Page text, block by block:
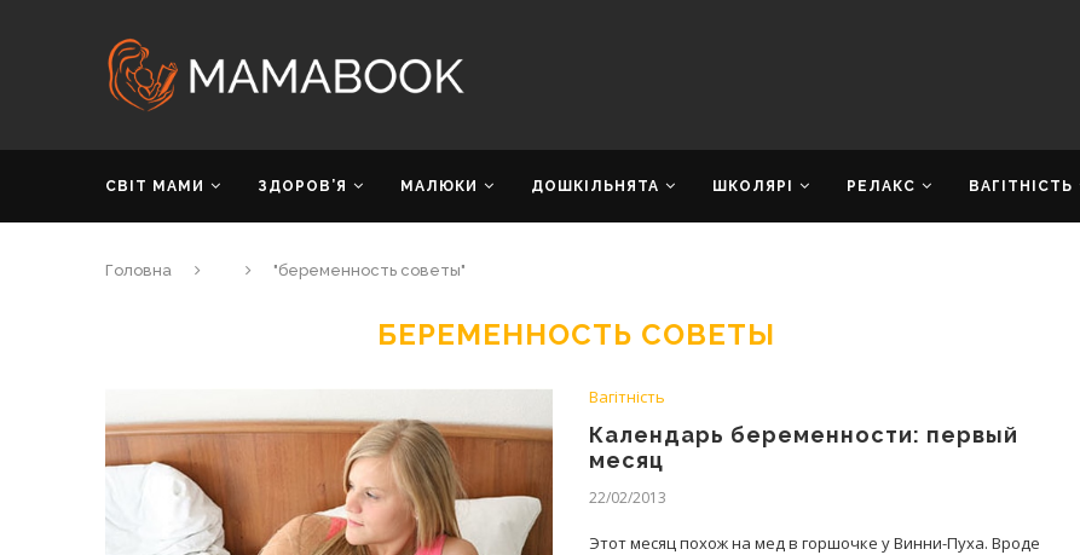
СВІТ МАМИ ЗДОРОВ’Я МАЛЮКИ ДОШКІЛЬНЯТА ШКОЛЯРІ РЕЛАКС ВАГІТНІСТЬ
Головна "беременность советы"
БЕРЕМЕННОСТЬ СОВЕТЫ
Вагітність
Календарь беременности: первый
месяц
22/02/2013
Этот месяц похож на мед в горшочке у Винни-Пуха. Вроде